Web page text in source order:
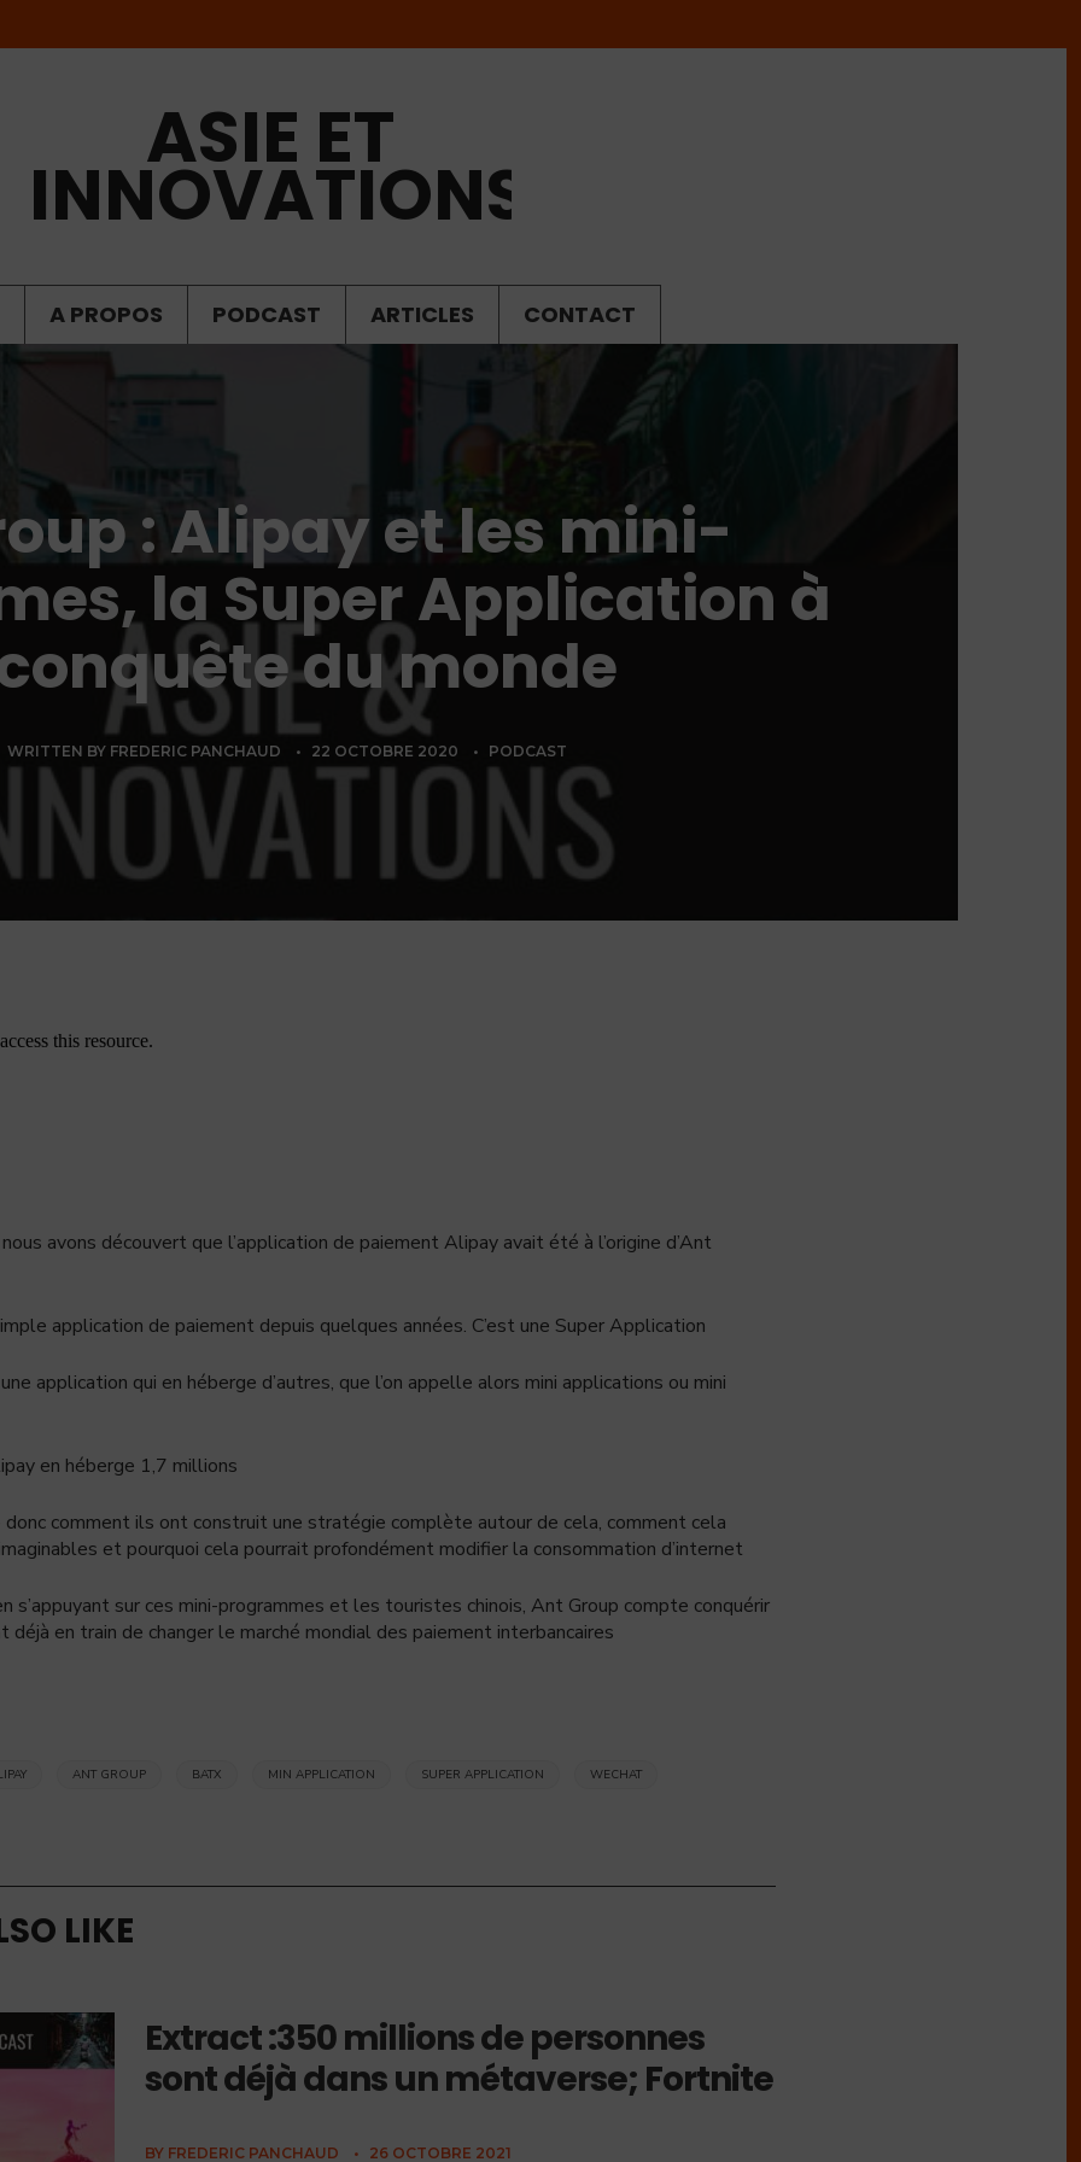
ASIE ET
INNOVATIONS
A PROPOS PODCAST ARTICLES CONTACT
: Alipay et les mini-
la Super Application à
du monde
WRITTEN BY FREDERIC PANCHAUD • 22 OCTOBRE 2020 • PODCAST
avons découvert que l’application de paiement Alipay avait été à l’origine d’Ant
application de paiement depuis quelques années. C’est une Super Application
application qui en héberge d’autres, que l’on appelle alors mini applications ou mini
en héberge 1,7 millions
donc comment ils ont construit une stratégie complète autour de cela, comment cela
et pourquoi cela pourrait profondément modifier la consommation d’internet
s’appuyant sur ces mini-programmes et les touristes chinois, Ant Group compte conquérir
déjà en train de changer le marché mondial des paiement interbancaires
ANT GROUP BATX MIN APPLICATION SUPER APPLICATION WECHAT
LIKE
Extract :350 millions de personnes
sont déjà dans un métaverse; Fortnite
BY FREDERIC PANCHAUD • 26 OCTOBRE 2021